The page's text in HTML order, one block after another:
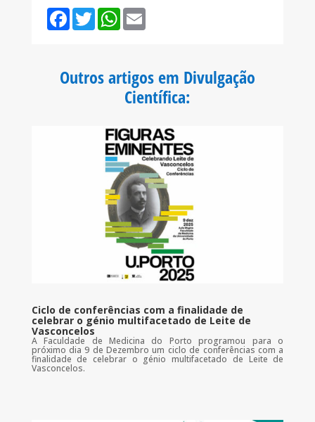
F
o
T
w
r
W
A
p
p
E
Outros artigos em Divulgação
Científica:
Ciclo de conferências com a finalidade de
celebrar o génio multifacetado de Leite de
Vasconcelos
A Faculdade de Medicina do Porto programou para o
próximo dia 9 de Dezembro um ciclo de conferências com a
finalidade de celebrar o génio multifacetado de Leite de
Vasconcelos.